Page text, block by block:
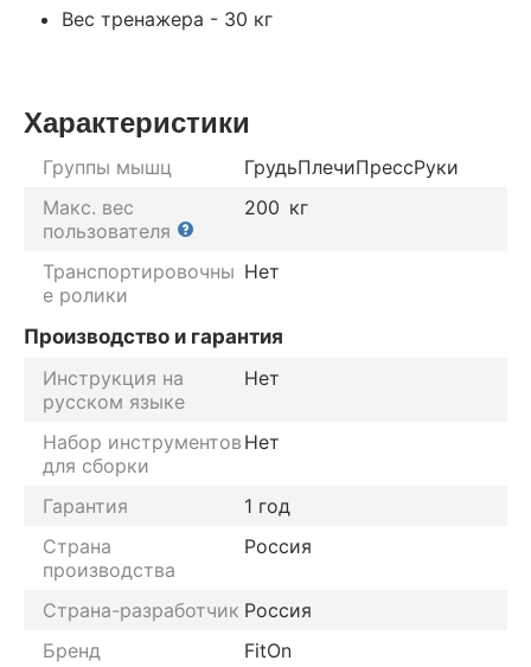
Вес тренажера - 30 кг
Характеристики
Группы мышц ГрудьПлечиПрессРуки
Макс. вес
пользователя
200 кг
Транспортировочны
е ролики
Нет
Производство и гарантия
Инструкция на
русском языке
Нет
Набор инструментов
для сборки
Нет
Гарантия
1 год
Страна
производства
Россия
Страна-разработчик Россия
Бренд
FitOn